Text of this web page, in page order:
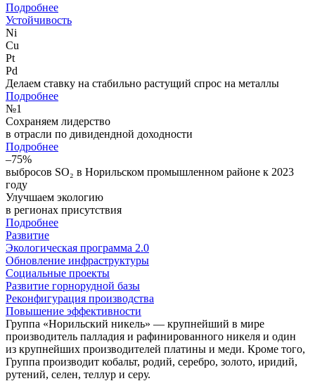
Подробнее
Устойчивость
Ni
Cu
Pt
Pd
Делаем ставку на стабильно растущий спрос на металлы
Подробнее
№1
Сохраняем лидерство
в отрасли по дивидендной доходности
Подробнее
–75%
выбросов SO₂ в Норильском промышленном районе к 2023
году
Улучшаем экологию
в регионах присутствия
Подробнее
Развитие
Экологическая программа 2.0
Обновление инфраструктуры
Социальные проекты
Развитие горнорудной базы
Реконфигурация производства
Повышение эффективности
Группа «Норильский никель» — крупнейший в мире
производитель палладия и рафинированного никеля и один
из крупнейших производителей платины и меди. Кроме того,
Группа производит кобальт, родий, серебро, золото, иридий,
рутений, селен, теллур и серу.